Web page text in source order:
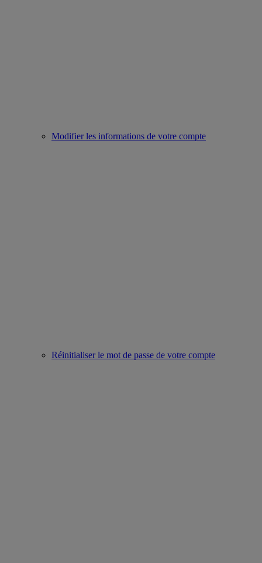
Modifier les informations de votre compte
Réinitialiser le mot de passe de votre compte